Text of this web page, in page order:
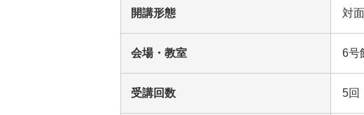
開講形態 対面
会場・教室 6号
受講回数 5回